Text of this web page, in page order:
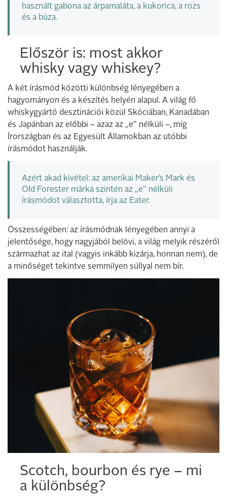
használt gabona az árpamaláta, a kukorica, a rozs
és a búza.
Először is: most akkor
whisky vagy whiskey?
A két írásmód közötti különbség lényegében a
hagyományon és a készítés helyén alapul. A világ fő
whiskygyártó desztinációi közül Skóciában, Kanadában
és Japánban az előbbi – azaz az „e” nélküli –, míg
Írországban és az Egyesült Államokban az utóbbi
írásmódot használják.
Azért akad kivétel: az amerikai Maker’s Mark és
Old Forester márka szintén az „e” nélküli
írásmódot választotta, írja az Eater.
Összességében: az írásmódnak lényegében annyi a
jelentősége, hogy nagyjából belövi, a világ melyik részéről
származhat az ital (vagyis inkább kizárja, honnan nem), de
a minőséget tekintve semmilyen súllyal nem bír.
Scotch, bourbon és rye – mi
a különbség?